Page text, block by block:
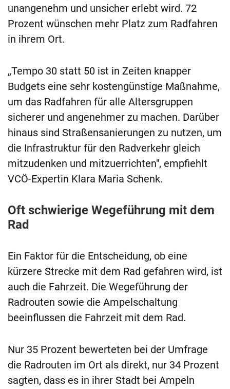
unangenehm und unsicher erlebt wird. 72
Prozent wünschen mehr Platz zum Radfahren
in ihrem Ort.
„Tempo 30 statt 50 ist in Zeiten knapper
Budgets eine sehr kostengünstige Maßnahme,
um das Radfahren für alle Altersgruppen
sicherer und angenehmer zu machen. Darüber
hinaus sind Straßensanierungen zu nutzen, um
die Infrastruktur für den Radverkehr gleich
mitzudenken und mitzuerrichten", empfiehlt
VCÖ-Expertin Klara Maria Schenk.
Oft schwierige Wegeführung mit dem
Rad
Ein Faktor für die Entscheidung, ob eine
kürzere Strecke mit dem Rad gefahren wird, ist
auch die Fahrzeit. Die Wegeführung der
Radrouten sowie die Ampelschaltung
beeinflussen die Fahrzeit mit dem Rad.
Nur 35 Prozent bewerteten bei der Umfrage
die Radrouten im Ort als direkt, nur 34 Prozent
sagten, dass es in ihrer Stadt bei Ampeln